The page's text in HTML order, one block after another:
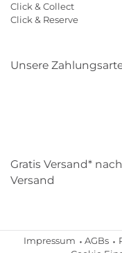
Click & Collect
Click & Reserve
Unsere
Gratis Versand*
Versand
Impressum AGBs